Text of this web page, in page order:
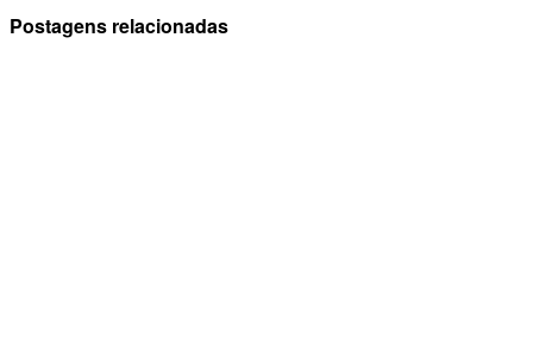
Postagens relacionadas